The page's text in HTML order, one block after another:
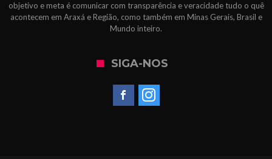
objetivo e meta é comunicar com transparência e veracidade tudo o quê
acontecem em Araxá e Região, como também em Minas Gerais, Brasil e
Mundo inteiro.
SIGA-NOS